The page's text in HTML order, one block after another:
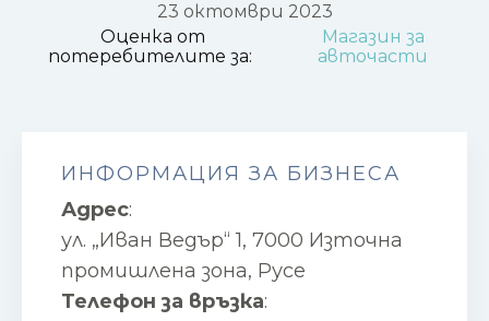
23 октомври 2023
Оценка от
потеребителите за:
Магазин за
авточасти
ИНФОРМАЦИЯ ЗА БИЗНЕСА
Адрес:
ул. „Иван Ведър“ 1, 7000 Източна
промишлена зона, Русе
Телефон за връзка: